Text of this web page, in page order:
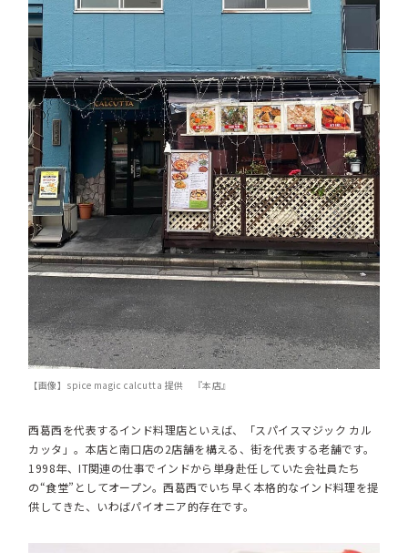
【画像】spice magic calcutta 提供 『本店』
西葛西を代表するインド料理店といえば、「スパイスマジック カル
カッタ」。本店と南口店の2店舗を構える、街を代表する老舗です。
1998年、IT関連の仕事でインドから単身赴任していた会社員たち
の“食堂”としてオープン。西葛西でいち早く本格的なインド料理を提
供してきた、いわばパイオニア的存在です。